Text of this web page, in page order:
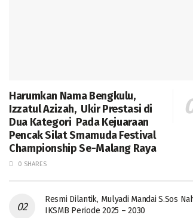
Harumkan Nama Bengkulu,
Izzatul Azizah, Ukir Prestasi di
Dua Kategori Pada Kejuaraan
Pencak Silat Smamuda Festival
Championship Se-Malang Raya
0 SHARES
Resmi Dilantik, Mulyadi Mandai S.Sos
IKSMB Periode 2025 – 2030